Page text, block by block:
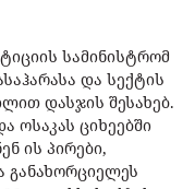
სამინისტრომ
და სექტის
დასჯის შესახებ.
ოსაკას ციხეებში
ის პირები,
განახორციელეს